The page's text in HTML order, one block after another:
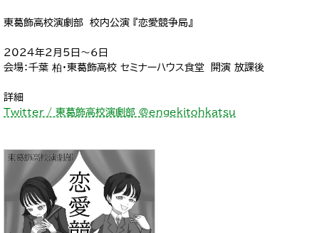
東葛飾高校演劇部 校内公演 『恋愛競争局』
2024年2月5日～6日
会場：千葉 柏・東葛飾高校 セミナーハウス食堂 開演 放課後
詳細
Twitter / 東葛飾高校演劇部 @engekitohkatsu